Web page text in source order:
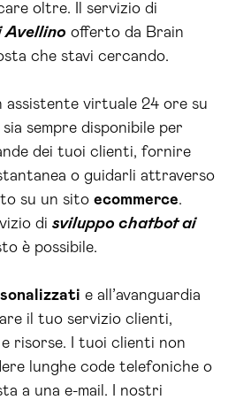
oltre. Il servizio di
Avellino offerto da Brain
che stavi cercando.
assistente virtuale 24 ore su
sempre disponibile per
dei tuoi clienti, fornire
o guidarli attraverso
su un sito ecommerce.
di sviluppo chatbot ai
è possibile.
e all’avanguardia
il tuo servizio clienti,
risorse. I tuoi clienti non
lunghe code telefoniche o
a una e-mail. I nostri